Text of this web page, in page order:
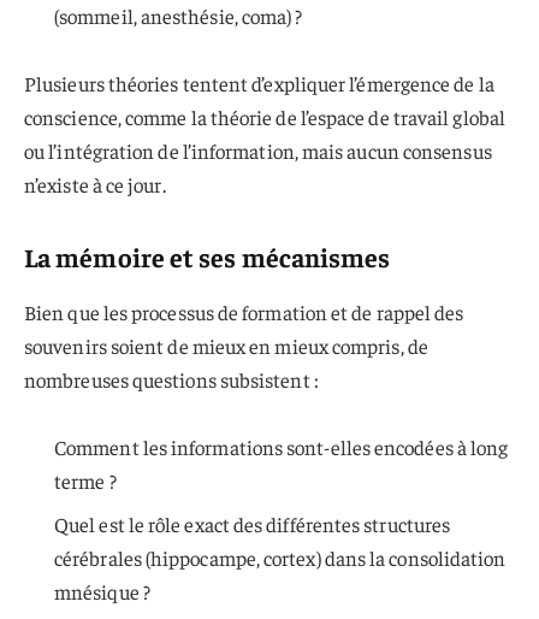
(sommeil, anesthésie, coma) ?
Plusieurs théories tentent d’expliquer l’émergence de la
conscience, comme la théorie de l’espace de travail global
ou l’intégration de l’information, mais aucun consensus
n’existe à ce jour.
La mémoire et ses mécanismes
Bien que les processus de formation et de rappel des
souvenirs soient de mieux en mieux compris, de
nombreuses questions subsistent :
Comment les informations sont-elles encodées à long
terme ?
Quel est le rôle exact des différentes structures
cérébrales (hippocampe, cortex) dans la consolidation
mnésique ?